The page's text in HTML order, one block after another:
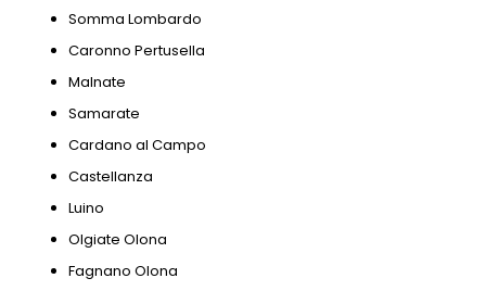
Somma Lombardo
Caronno Pertusella
Malnate
Samarate
Cardano al Campo
Castellanza
Luino
Olgiate Olona
Fagnano Olona